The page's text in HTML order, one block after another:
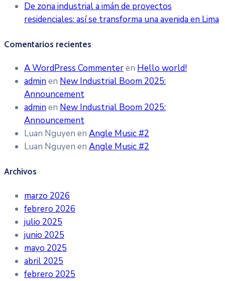
De zona industrial a imán de proyectos
residenciales: así se transforma una avenida en Lima
Comentarios recientes
A WordPress Commenteren Hello world!
adminen New Industrial Boom 2025:
Announcement
adminen New Industrial Boom 2025:
Announcement
Luan Nguyen en Angle Music #2
Luan Nguyen en Angle Music #2
Archivos
marzo 2026
febrero 2026
julio 2025
junio 2025
mayo 2025
abril 2025
febrero 2025